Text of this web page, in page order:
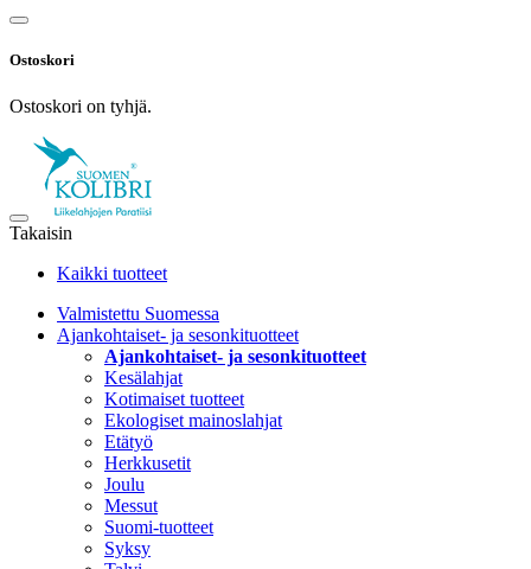
Ostoskori
Ostoskori on tyhjä.
Takaisin
Kaikki tuotteet
Valmistettu Suomessa
Ajankohtaiset- ja sesonkituotteet
Ajankohtaiset- ja sesonkituotteet
Kesälahjat
Kotimaiset tuotteet
Ekologiset mainoslahjat
Etätyö
Herkkusetit
Joulu
Messut
Suomi-tuotteet
Syksy